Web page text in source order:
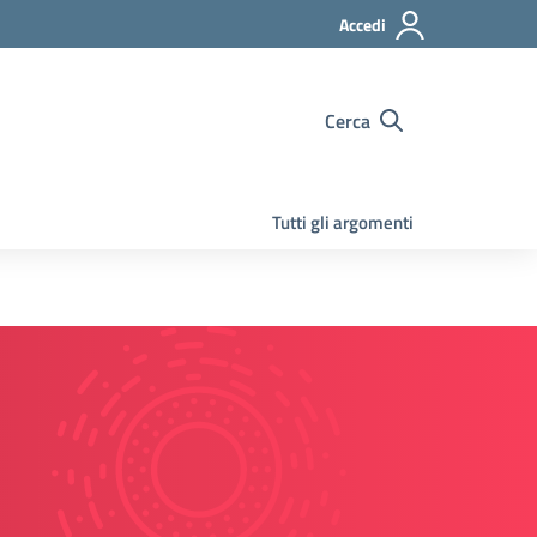
Accedi
Cerca
Tutti gli argomenti